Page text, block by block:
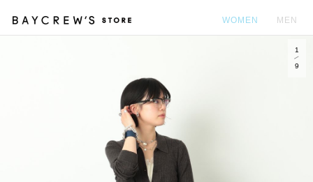
WOMEN MEN
1
9